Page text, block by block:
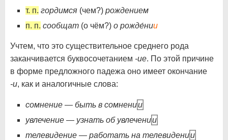
т. п. гордимся (чем?) рождением
п. п. сообщат (о чём?) о рожде́нии
Учтем, что это существительное среднего рода
заканчивается буквосочетанием -ие. По этой причине
в форме предложного падежа оно имеет окончание
-и, как и аналогичные слова:
сомнение — быть в сомнении
увлечение — узнать об увлечении
телевидение — работать на телевидении